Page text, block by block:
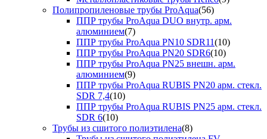
Полипропиленовые трубы ProAqua(56)
ППР трубы ProAqua DUO внутр. арм.
алюминием(7)
ППР трубы ProAqua PN10 SDR11(10)
ППР трубы ProAqua PN20 SDR6(10)
ППР трубы ProAqua PN25 внешн. арм.
алюминием(9)
ППР трубы ProAqua RUBIS PN20 арм. стекл.
SDR 7,4(10)
ППР трубы ProAqua RUBIS PN25 арм. стекл.
SDR 6(10)
Трубы из сшитого полиэтилена(8)